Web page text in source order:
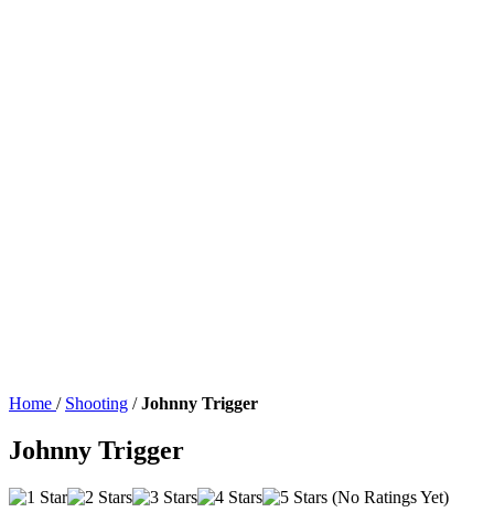
Home / Shooting / Johnny Trigger
Johnny Trigger
(No Ratings Yet)